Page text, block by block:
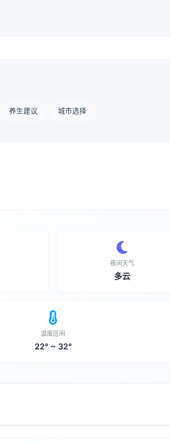
养生建议 城市选择
夜间天气
多云
温度区间
22° ~ 32°